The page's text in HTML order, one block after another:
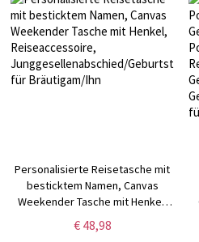
Personalisierte Reisetasche mit
besticktem Namen, Canvas
Weekender Tasche mit Henkel,
Reiseaccessoire,
Junggesellenabschied/
€ 48,98